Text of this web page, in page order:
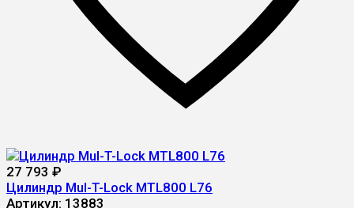
27 793 ₽
Цилиндр Mul-T-Lock MTL800 L76
Артикул: 13883